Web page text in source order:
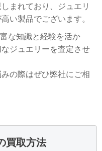
まれており、ジュエリ
い製品でございます。
な知識と経験を活か
ジュエリーを査定させ
の際はぜひ弊社にご相
買取方法